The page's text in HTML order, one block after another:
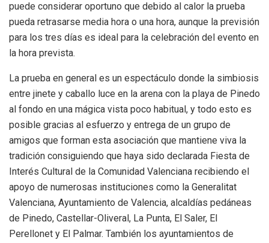
puede considerar oportuno que debido al calor la prueba
pueda retrasarse media hora o una hora, aunque la previsión
para los tres días es ideal para la celebración del evento en
la hora prevista.
La prueba en general es un espectáculo donde la simbiosis
entre jinete y caballo luce en la arena con la playa de Pinedo
al fondo en una mágica vista poco habitual, y todo esto es
posible gracias al esfuerzo y entrega de un grupo de
amigos que forman esta asociación que mantiene viva la
tradición consiguiendo que haya sido declarada Fiesta de
Interés Cultural de la Comunidad Valenciana recibiendo el
apoyo de numerosas instituciones como la Generalitat
Valenciana, Ayuntamiento de Valencia, alcaldías pedáneas
de Pinedo, Castellar-Oliveral, La Punta, El Saler, El
Perellonet y El Palmar. También los ayuntamientos de